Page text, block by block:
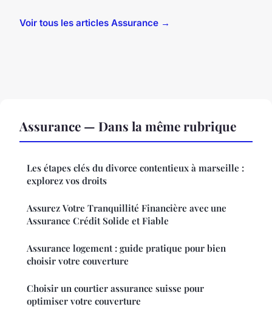
Voir tous les articles Assurance →
Assurance — Dans la même rubrique
Les étapes clés du divorce contentieux à marseille :
explorez vos droits
Assurez Votre Tranquillité Financière avec une
Assurance Crédit Solide et Fiable
Assurance logement : guide pratique pour bien
choisir votre couverture
Choisir un courtier assurance suisse pour
optimiser votre couverture